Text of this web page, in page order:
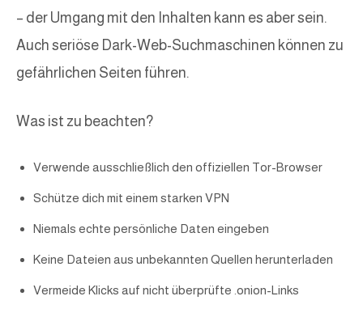
– der Umgang mit den Inhalten kann es aber sein.
Auch seriöse Dark-Web-Suchmaschinen können zu
gefährlichen Seiten führen.
Was ist zu beachten?
Verwende ausschließlich den offiziellen Tor-Browser
Schütze dich mit einem starken VPN
Niemals echte persönliche Daten eingeben
Keine Dateien aus unbekannten Quellen herunterladen
Vermeide Klicks auf nicht überprüfte .onion-Links